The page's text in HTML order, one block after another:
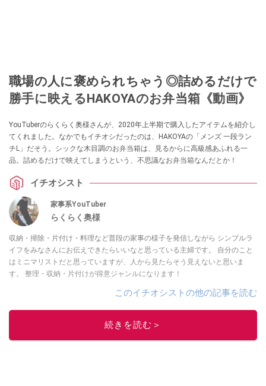
職場の人に褒められちゃう◎詰めるだけで
勝手に映えるHAKOYAのお弁当箱《動画》
YouTuberのらくらく奥様さんが、2020年上半期で購入したアイテムを紹介し
てくれました。なかでもイチオシだったのは、HAKOYAの「メンズ 一段ラン
チL」だそう。シックな木目調のお弁当箱は、見るからに高級感あふれる一
品。詰めるだけで映えてしまうという、不思議なお弁当箱なんだとか！
イチオシスト
家事系YouTuber
らくらく奥様
収納・掃除・片付け・料理など普段の家事の様子を発信しながら シンプルラ
イフをみなさんにお伝えできたらいいなと思っている主婦です。 自分のこと
はミニマリストだと思っていますが、人から見たらそう見えないと思いま
す。 整理・収納・片付けが得意ジャンルになります！
このイチオシストの他の記事を読む
続きを読む＞